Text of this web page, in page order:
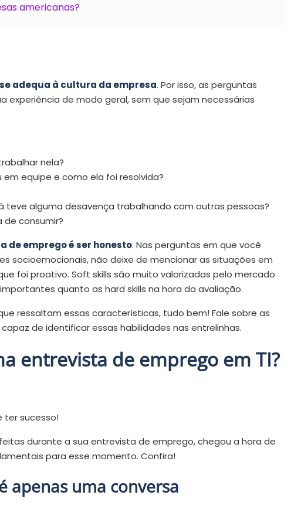
americanas?
adequa à cultura da empresa. Por isso, as perguntas
experiência de modo geral, sem que sejam necessárias
nela?
equipe e como ela foi resolvida?
teve alguma desavença trabalhando com outras pessoas?
de consumir?
de emprego é ser honesto. Nas perguntas em que você
socioemocionais, não deixe de mencionar as situações em
foi proativo. Soft skills são muito valorizadas pelo mercado
quanto as hard skills na hora da avaliação.
ressaltam essas características, tudo bem! Fale sobre as
de identificar essas habilidades nas entrelinhas.
entrevista de emprego em TI?
ter sucesso!
durante a sua entrevista de emprego, chegou a hora de
para esse momento. Confira!
apenas uma conversa